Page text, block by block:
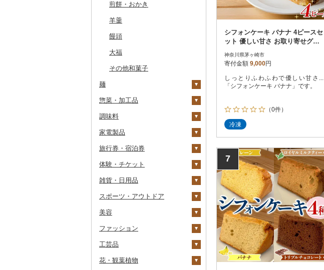
但馬牛
土佐あかうし
佐賀牛
長崎和牛
あか牛
その他牛肉（精肉）
サバ
さんま
鯛
のどぐろ
ふぐ
ほっけ
その他鮮魚
まどんな
ポンカン
その他柑橘
干し芋
その他ドライフルーツ
びわ
ブルーベリー
パイナップル
栗
その他果物
レタス
その他野菜
煎餅・おかき
羊羹
饅頭
大福
その他和菓子
麺
ラーメン
うどん
そば
パスタ
ひやむぎ
そうめん
その他麺
惣菜・加工品
惣菜
餃子
シュウマイ
コロッケ
その他惣菜
カレー・シチュー
カレー
シチュー
鍋
肉
魚
その他鍋
ピザ
レトルト
スープ
豆腐・納豆
豆腐
漬物
キムチ
缶詰・瓶詰
肉
乾物
調味料
砂糖
塩
醤油
味噌
酢
だし
食用油
オリーブオイル
はちみつ
ドレッシング
家電製品
季節・空調家電
キッチン家電
照明器具
パソコン・周辺機器
TV・オーディオ・カメラ
美容・健康家電
カー用品
時計
旅行券・宿泊券
旅行券
JTBふるさと旅行クー
その他旅行券
宿泊券
体験・チケット
PayPay商品券
食事券
温泉・サウナ・スパ利用
雑貨・日用品
家具・インテリア
机・テーブル
その他家具・インテリ
寝具
布団
毛布
タオル
その他タオル
文房具・印鑑
ボールペン
食器
スポーツ・アウトドア
ゴルフ
ゴルフボール
ゴルフウェア
釣り
サイクリング
アウトドア・キャンプ
美容
スキンケア
洗顔
シャンプー・リンス
石鹸・ボディーソープ
ファッション
鞄・バッグ
トートバッグ・ショル
洋服
工芸品
織物
花・観葉植物
シフォンケーキ バナナ 4ピースセ
ット 優しい甘さ お取り寄せグル
神奈川県茅ヶ崎市
寄付金額 9,000円
しっとりふわふわで優しい甘さ...
「シフォンケーキ バナナ」です。
（0件）
冷凍
7